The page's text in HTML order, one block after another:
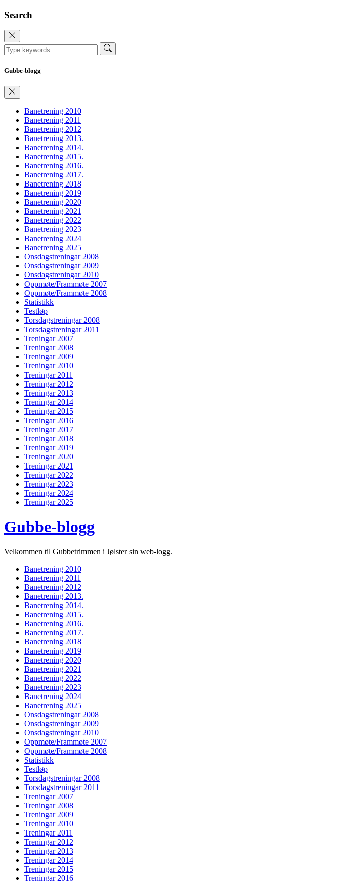
Search
Gubbe-blogg
Banetrening 2010
Banetrening 2011
Banetrening 2012
Banetrening 2013.
Banetrening 2014.
Banetrening 2015.
Banetrening 2016.
Banetrening 2017.
Banetrening 2018
Banetrening 2019
Banetrening 2020
Banetrening 2021
Banetrening 2022
Banetrening 2023
Banetrening 2024
Banetrening 2025
Onsdagstreningar 2008
Onsdagstreningar 2009
Onsdagstreningar 2010
Oppmøte/Frammøte 2007
Oppmøte/Frammøte 2008
Statistikk
Testløp
Torsdagstreningar 2008
Torsdagstreningar 2011
Treningar 2007
Treningar 2008
Treningar 2009
Treningar 2010
Treningar 2011
Treningar 2012
Treningar 2013
Treningar 2014
Treningar 2015
Treningar 2016
Treningar 2017
Treningar 2018
Treningar 2019
Treningar 2020
Treningar 2021
Treningar 2022
Treningar 2023
Treningar 2024
Treningar 2025
Gubbe-blogg
Velkommen til Gubbetrimmen i Jølster sin web-logg.
Banetrening 2010
Banetrening 2011
Banetrening 2012
Banetrening 2013.
Banetrening 2014.
Banetrening 2015.
Banetrening 2016.
Banetrening 2017.
Banetrening 2018
Banetrening 2019
Banetrening 2020
Banetrening 2021
Banetrening 2022
Banetrening 2023
Banetrening 2024
Banetrening 2025
Onsdagstreningar 2008
Onsdagstreningar 2009
Onsdagstreningar 2010
Oppmøte/Frammøte 2007
Oppmøte/Frammøte 2008
Statistikk
Testløp
Torsdagstreningar 2008
Torsdagstreningar 2011
Treningar 2007
Treningar 2008
Treningar 2009
Treningar 2010
Treningar 2011
Treningar 2012
Treningar 2013
Treningar 2014
Treningar 2015
Treningar 2016